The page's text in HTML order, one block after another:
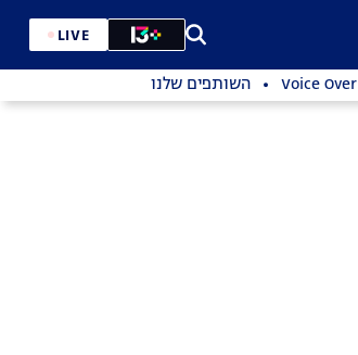
LIVE
Voice Over השותפים שלנו